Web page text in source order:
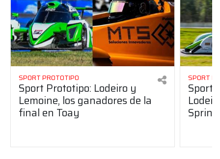
SPORT PROTOTIPO
Sport Prototipo: Lodeiro y
Lemoine, los ganadores de la
final en Toay
SPORT
Sport
Sprint